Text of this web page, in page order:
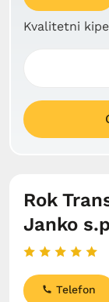
Kvalitetni
Rok
Janko
Telefon